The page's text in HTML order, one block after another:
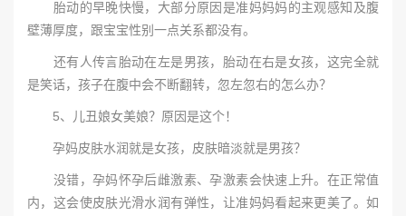
胎动的早晚快慢，大部分原因是准妈妈妈的主观感知及腹
壁薄厚度，跟宝宝性别一点关系都没有。
还有人传言胎动在左是男孩，胎动在右是女孩，这完全就
是笑话，孩子在腹中会不断翻转，忽左忽右的怎么办？
5、儿丑娘女美娘？原因是这个！
孕妈皮肤水润就是女孩，皮肤暗淡就是男孩？
没错，孕妈怀孕后雌激素、孕激素会快速上升。在正常值
内，这会使皮肤光滑水润有弹性，让准妈妈看起来更美了。如